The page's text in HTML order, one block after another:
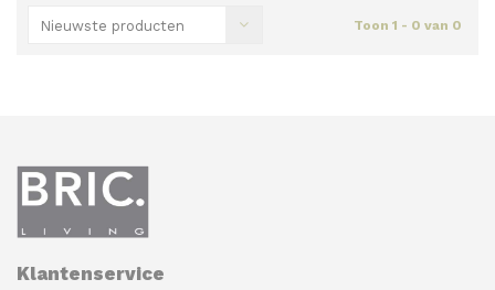
Nieuwste producten Toon 1 - 0 van 0
Klantenservice